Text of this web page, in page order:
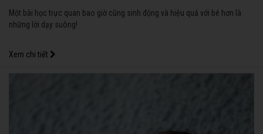
Một bài học trực quan bao giờ cũng sinh động và hiệu quả với bé hơn là
những lời dạy suông!
Xem chi tiết